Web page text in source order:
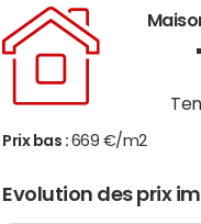
Prix bas : 669 €/m2
Evolution des prix